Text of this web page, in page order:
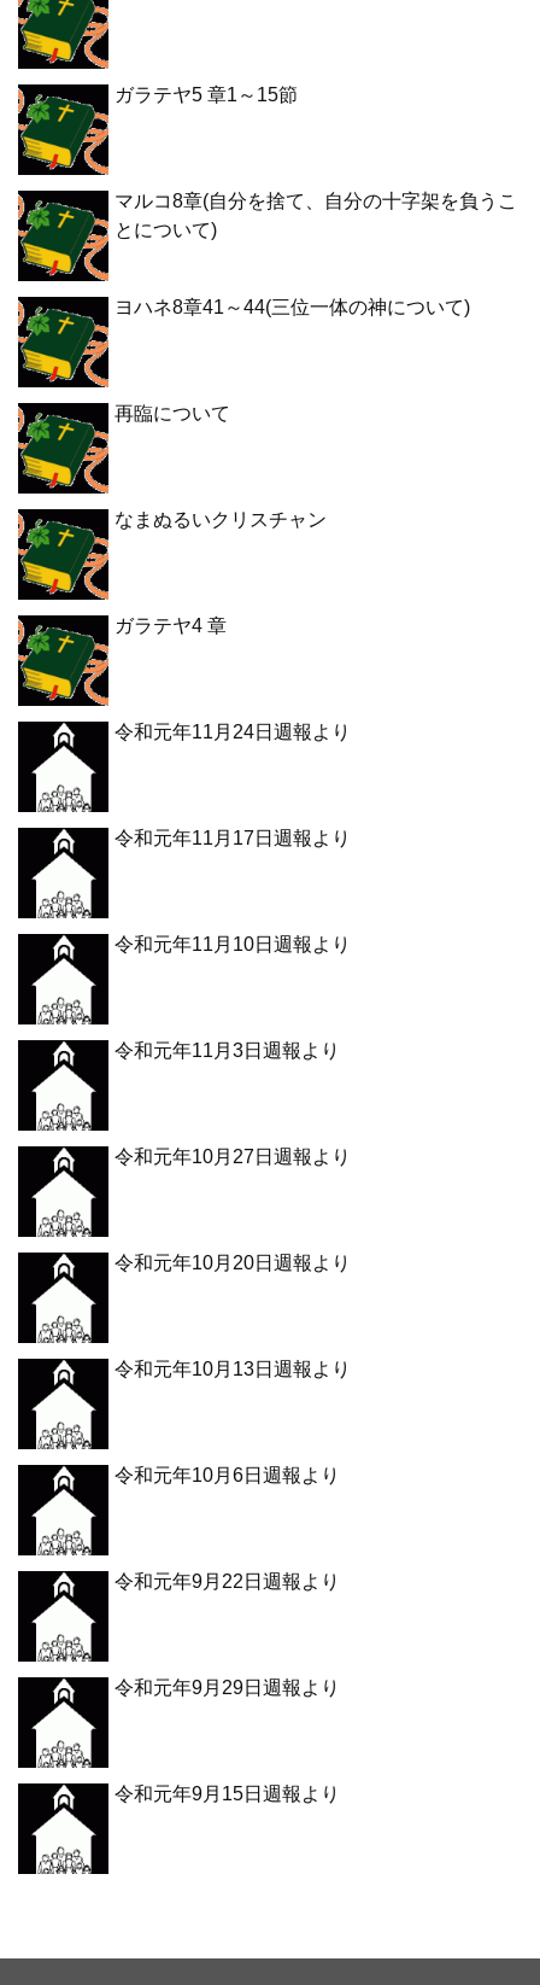
ガラテヤ5 章1～15節
マルコ8章(自分を捨て、自分の十字架を負うこ
とについて)
ヨハネ8章41～44(三位一体の神について)
再臨について
なまぬるいクリスチャン
ガラテヤ4 章
令和元年11月24日週報より
令和元年11月17日週報より
令和元年11月10日週報より
令和元年11月3日週報より
令和元年10月27日週報より
令和元年10月20日週報より
令和元年10月13日週報より
令和元年10月6日週報より
令和元年9月22日週報より
令和元年9月29日週報より
令和元年9月15日週報より